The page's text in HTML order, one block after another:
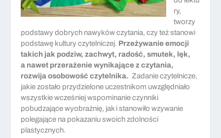
ry,
tworzy
podstawy dobrych nawyków czytania, czy też stanowi
podstawę kultury czytelniczej. Przeżywanie emocji
takich jak podziw, zachwyt, radość, smutek, lęk,
a nawet przerażenie wynikające z czytania,
rozwija osobowość czytelnika. Zadanie czytelnicze,
jakie zostało przydzielone uczestnikom uwzględniało
wszystkie wcześniej wspominanie czynniki
pobudzające wyobraźnię, jak i stanowiło wzywanie
polegające na pokazaniu swoich zdolności
plastycznych.